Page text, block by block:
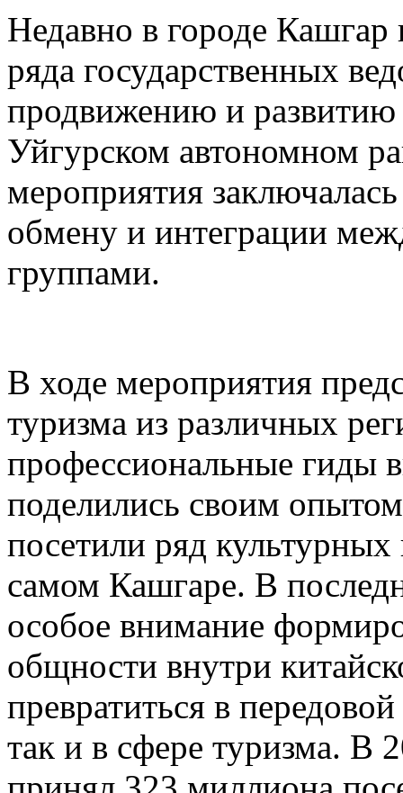
Недавно в городе Кашгар
ряда государственных
продвижению и развитию
Уйгурском автономном
мероприятия
обмену и интеграции
группами.
В ходе мероприятия
туризма из различных
профессиональные гиды
поделились своим
посетили ряд культурных
самом Кашгаре. В
особое внимание
общности внутри
превратиться в
так и в сфере туризма. В